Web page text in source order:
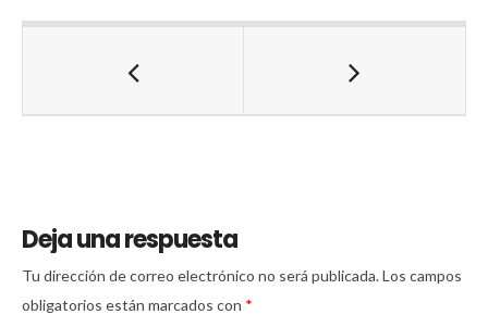
Deja una respuesta
Tu dirección de correo electrónico no será publicada.Los campos
obligatorios están marcados con *